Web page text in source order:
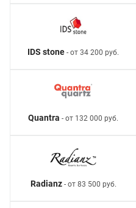
IDS stone - от 34 200 руб.
Quantra - от 132 000 руб.
Radianz- от 83 500 руб.